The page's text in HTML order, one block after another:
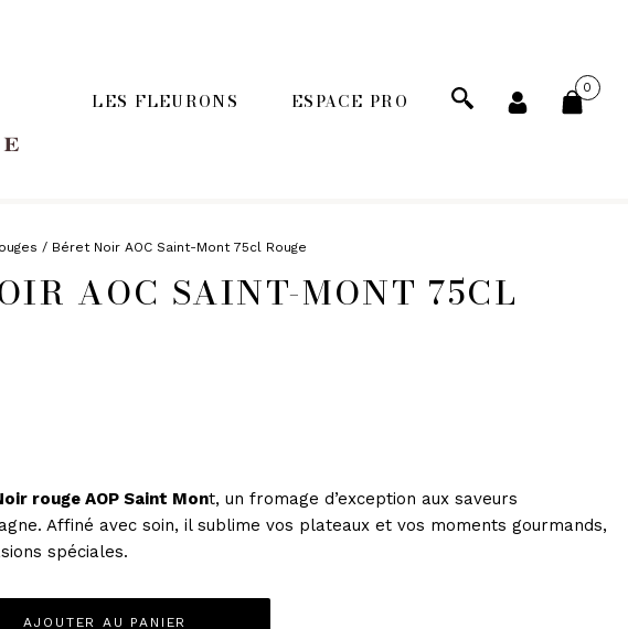
LES FLEURONS ESPACE PRO
0
PANIERS GOURMANDS
/ Béret Noir AOC Saint-Mont 75cl Rouge
AOC SAINT-MONT 75CL
rouge AOP Saint Mont, un fromage d’exception aux saveurs
Affiné avec soin, il sublime vos plateaux et vos moments gourmands,
spéciales.
AJOUTER AU PANIER